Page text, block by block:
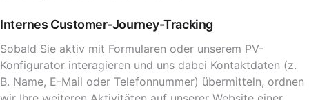
Internes Customer-Journey-Tracking
Sobald Sie aktiv mit Formularen oder unserem PV-
Konfigurator interagieren und uns dabei Kontaktdaten (z.
B. Name, E-Mail oder Telefonnummer) übermitteln, ordnen